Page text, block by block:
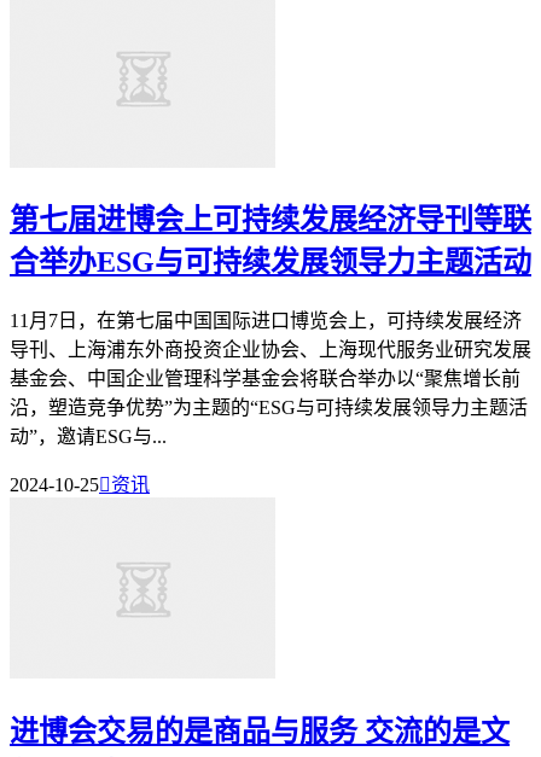
第七届进博会上可持续发展经济导刊等联
合举办ESG与可持续发展领导力主题活动
11月7日，在第七届中国国际进口博览会上，可持续发展经济
导刊、上海浦东外商投资企业协会、上海现代服务业研究发展
基金会、中国企业管理科学基金会将联合举办以“聚焦增长前
沿，塑造竞争优势”为主题的“ESG与可持续发展领导力主题活
动”，邀请ESG与...
2024-10-25资讯
进博会交易的是商品与服务 交流的是文